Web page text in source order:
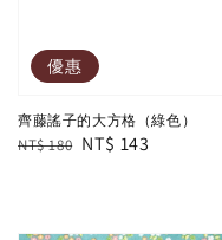
優惠
齊藤謠子的大方格（綠色）
Regular
NT$ 180 Sale
NT$ 143